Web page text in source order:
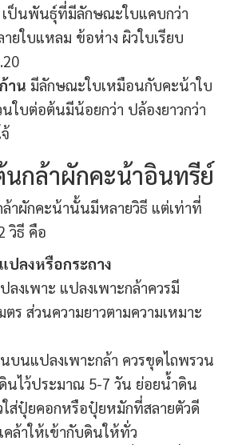
เป็นพันธุ์ที่มีลักษณะใบแคบกว่า
ยใบแหลม ข้อห่าง ผิวใบเรียบ
าน มีลักษณะใบเหมือนกับคะน้าใบ
ใบต่อต้นมีน้อยกว่า ปล้องยาวกว่า
นกล้าผักคะน้าอินทรีย์
าผักคะน้านั้นมีหลายวิธี แต่เท่าที่
วิธี คือ
ปลงหรือกระถาง
ลงเพาะ แปลงเพาะกล้าควรมี
ตร ส่วนความยาวตามความเหมาะ
บนแปลงเพาะกล้า ควรขุดไถพรวน
นไว้ประมาณ 5-7 วัน ย่อยน้ำดิน
ใส่ปุ๋ยคอกหรือปุ๋ยหมักที่สลายตัวดี
คล้าให้เข้ากับดินให้ทั่ว